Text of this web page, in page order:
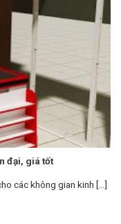
đại, giá tốt
các không gian kinh [...]